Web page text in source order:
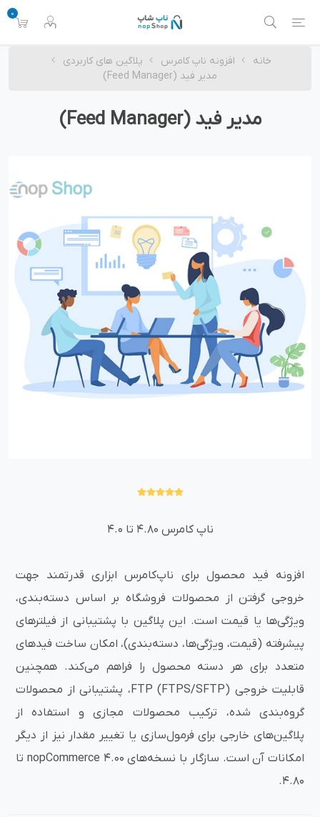
0
خانه افزونه ناپ کامرس
پلاگین های کاربردی
مدیر فید (Feed Manager)
مدیر فید (Feed Manager)
ناپ کامرس 4.80 تا 4.0
افزونه فید محصول برای ناپ‌کامرس ابزاری قدرتمند جهت
خروجی گرفتن از محصولات فروشگاه بر اساس دسته‌بندی،
ویژگی‌ها یا قیمت است. این پلاگین با پشتیبانی از فیلترهای
پیشرفته (قیمت، ویژگی‌ها، دسته‌بندی)، امکان ساخت فیدهای
متعدد برای هر دسته محصول را فراهم می‌کند. همچنین
قابلیت خروجی FTP (FTPS/SFTP)، پشتیبانی از محصولات
گروه‌بندی شده، ترکیب محصولات مجازی و استفاده از
پلاگین‌های خارجی برای فرمول‌سازی یا تغییر مقدار نیز از دیگر
امکانات آن است. سازگار با نسخه‌های nopCommerce 4.00 تا
4.80.